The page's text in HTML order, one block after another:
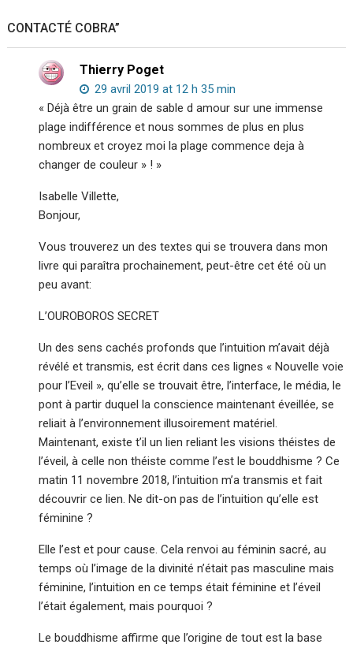
CONTACTÉ COBRA”
Thierry Poget
29 avril 2019 at 12 h 35 min
« Déjà être un grain de sable d amour sur une immense
plage indifférence et nous sommes de plus en plus
nombreux et croyez moi la plage commence deja à
changer de couleur » ! »
Isabelle Villette,
Bonjour,
Vous trouverez un des textes qui se trouvera dans mon
livre qui paraîtra prochainement, peut-être cet été où un
peu avant:
L’OUROBOROS SECRET
Un des sens cachés profonds que l’intuition m’avait déjà
révélé et transmis, est écrit dans ces lignes « Nouvelle voie
pour l’Eveil », qu’elle se trouvait être, l’interface, le média, le
pont à partir duquel la conscience maintenant éveillée, se
reliait à l’environnement illusoirement matériel.
Maintenant, existe t’il un lien reliant les visions théistes de
l’éveil, à celle non théiste comme l’est le bouddhisme ? Ce
matin 11 novembre 2018, l’intuition m’a transmis et fait
découvrir ce lien. Ne dit-on pas de l’intuition qu’elle est
féminine ?
Elle l’est et pour cause. Cela renvoi au féminin sacré, au
temps où l’image de la divinité n’était pas masculine mais
féminine, l’intuition en ce temps était féminine et l’éveil
l’était également, mais pourquoi ?
Le bouddhisme affirme que l’origine de tout est la base